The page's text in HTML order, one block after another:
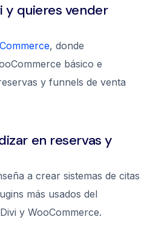
y quieres vender
, donde
básico e
y funnels de venta
en reservas y
a crear sistemas de citas
más usados del
y WooCommerce.